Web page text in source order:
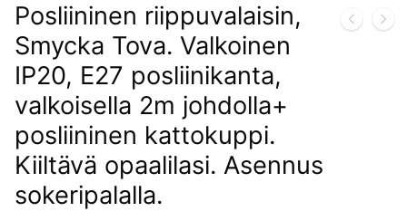
Posliininen riippuvalaisin,
Smycka Tova. Valkoinen
IP20, E27 posliinikanta,
valkoisella 2m johdolla+
posliininen kattokuppi.
Kiiltävä opaalilasi. Asennus
sokeripalalla.